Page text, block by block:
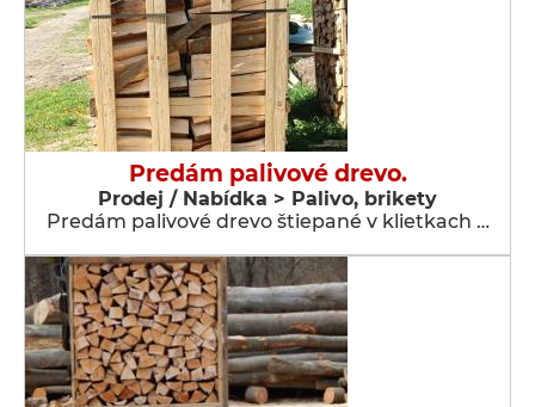
Predám palivové drevo.
Prodej / Nabídka > Palivo, brikety
Predám palivové drevo štiepané v klietkach …